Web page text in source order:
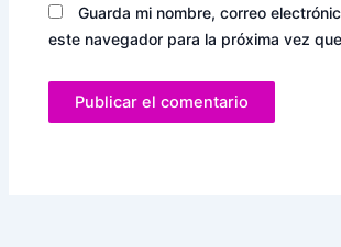
Guarda mi nombre, correo
este navegador para la próxima vez